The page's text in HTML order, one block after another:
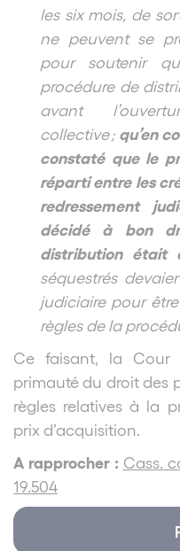
les six mois, de
ne peuvent se
pour soutenir
procédure de
avant
collective ;qu’en
constaté que le
réparti entre les
redressement
décidé à bon
distribution était
séquestrés
judiciaire pour
règles de la
Ce faisant, la Cour
primauté du droit des
règles relatives à la
prix d’acquisition.
A rapprocher : Cass.
19.504